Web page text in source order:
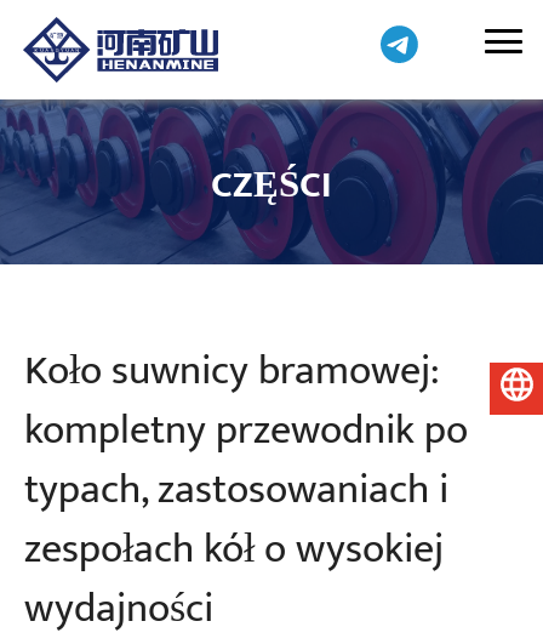
CZĘŚCI
Koło suwnicy bramowej:
kompletny przewodnik po
typach, zastosowaniach i
zespołach kół o wysokiej
wydajności
Polski